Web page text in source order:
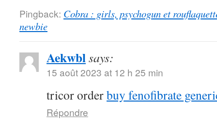
Pingback: Cobra : girls, psychogun et
newbie
Aekwblsays:
15 août 2023 at 12 h 25 min
tricor orderbuy fenofibrate
Répondre